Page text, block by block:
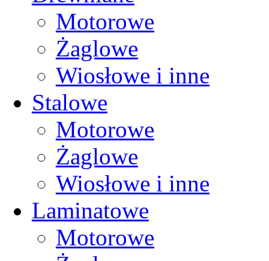
Motorowe
Żaglowe
Wiosłowe i inne
Stalowe
Motorowe
Żaglowe
Wiosłowe i inne
Laminatowe
Motorowe